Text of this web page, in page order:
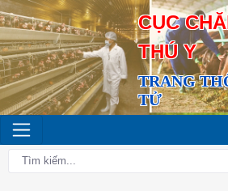
CỤC
THÚ Y
TRANG
TỬ